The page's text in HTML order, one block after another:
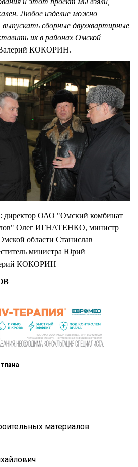
Любое изделие можно
сборные двухквартирные
их в районах Омской
КОКОРИН.
директор ОАО "Омский комбинат
Олег ИГНАТЕНКО, министр
области Станислав
министра Юрий
КОКОРИН
материалов